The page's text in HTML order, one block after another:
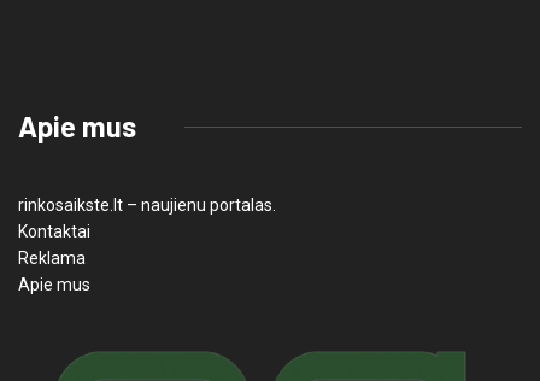
Apie mus
rinkosaikste.lt – naujienu portalas.
Kontaktai
Reklama
Apie mus